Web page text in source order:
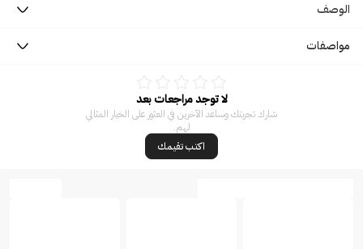
الوصف
مواصفات
لا توجد مراجعات بعد
شارك تجربتك وساعد الآخرين في العثور على الخيار المثالي
لهم.
اكتب تقيمك